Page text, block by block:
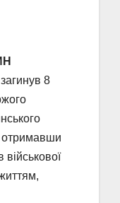
загинув 8
отримавши
військової